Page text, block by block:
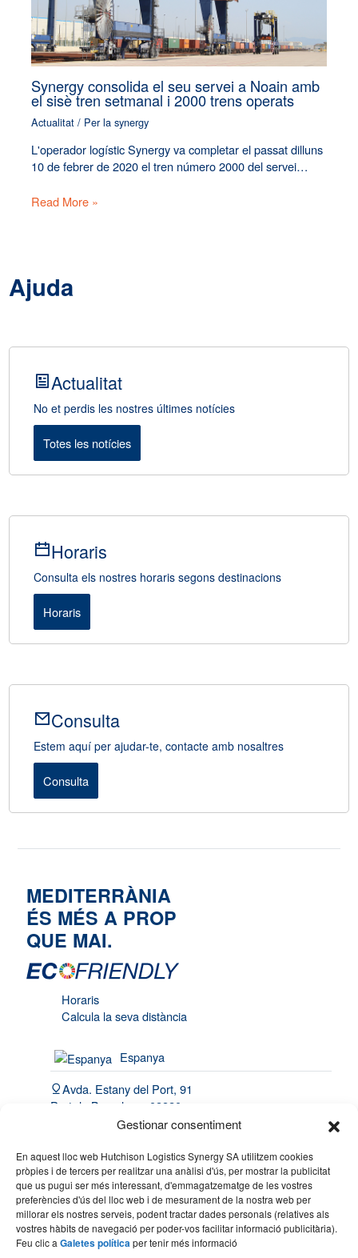
Gestionar consentiment
En aquest lloc web Hutchison Logistics Synergy SA utilitzem cookies
pròpies i de tercers per realitzar una anàlisi d'ús, per mostrar la publicitat
que us pugui ser més interessant, d'emmagatzematge de les vostres
preferències d'ús del lloc web i de mesurament de la nostra web per
millorar els nostres serveis, podent tractar dades personals (relatives als
vostres hàbits de navegació per poder-vos facilitar informació publicitària).
Feu clic a Galetes políticaper tenir més informació
Synergy consolida el seu servei a Noain amb
el sisè tren setmanal i 2000 trens operats
Actualitat / Per la synergy
L'operador logístic Synergy va completar el passat dilluns
10 de febrer de 2020 el tren número 2000 del servei…
Read More »
Ajuda
Actualitat
No et perdis les nostres últimes notícies
Totes les notícies
Horaris
Consulta els nostres horaris segons destinacions
Horaris
Consulta
Estem aquí per ajudar-te, contacte amb nosaltres
Consulta
MEDITERRÀNIA
ÉS MÉS A PROP
QUE MAI.
Horaris
Calcula la seva distància
Espanya
Avda. Estany del Port, 91
Port de Barcelona, 08820
El Prat de Llobregat
hello@synergy.com.es
França
(33) 7 84 51 70 60